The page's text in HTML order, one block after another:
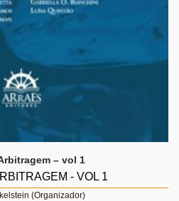
– vol 1
- VOL 1
(Organizador)